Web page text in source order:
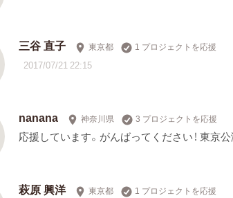
三谷 直子 東京都 1 プロジェクトを応援
2017/07/21 22:15
nanana 神奈川県 3 プロジェクトを応援
応援しています。がんばってください！ 東京公
萩原 興洋 東京都 1 プロジェクトを応援